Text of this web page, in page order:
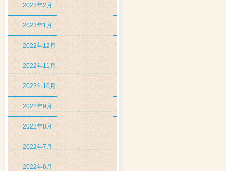
2023年2月
2023年1月
2022年12月
2022年11月
2022年10月
2022年9月
2022年8月
2022年7月
2022年6月